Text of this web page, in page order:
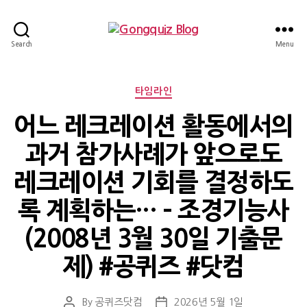
Search Menu
Categories
타임라인
어느 레크레이션 활동에서의
과거 참가사례가 앞으로도
레크레이션 기회를 결정하도
록 계획하는… – 조경기능사
(2008년 3월 30일 기출문
제) #공퀴즈 #닷컴
PostBy 공퀴즈닷컴
Post2026년 5월 1일